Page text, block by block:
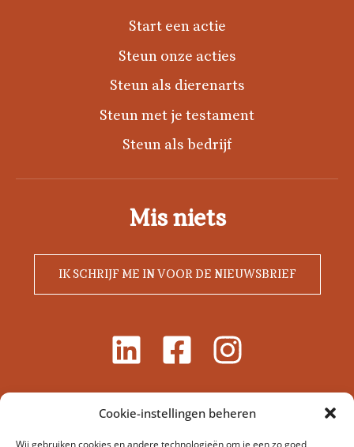
Cookie-instellingen beheren
Wij gebruiken cookies en andere technologieën om je een zo goed
Start een actie
Steun onze acties
Steun als dierenarts
Steun met je testament
Steun als bedrijf
Mis niets
IK SCHRIJF ME IN VOOR DE NIEUWSBRIEF